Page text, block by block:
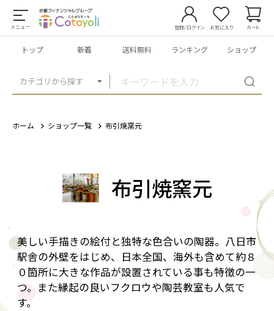
メニュー
カテゴリから探す
登録/ログイン お気に入り カート
トップ 新着 送料無料 ランキング ショップ
ホーム ショップ一覧 布引焼窯元
布引焼窯元
美しい手描きの絵付と独特な色合いの陶器。八日市
駅舎の外壁をはじめ、日本全国、海外も含めて約８
０箇所に大きな作品が設置されている事も特徴の一
つ。また縁起の良いフクロウや陶芸教室も人気で
す。